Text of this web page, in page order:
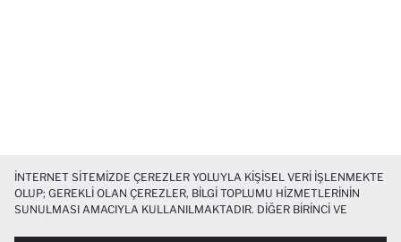
İNTERNET SITEMIZDE ÇEREZLER YOLUYLA KIŞISEL VERI IŞLENMEKTE
OLUP; GEREKLI OLAN ÇEREZLER, BILGI TOPLUMU HIZMETLERININ
SUNULMASI AMACIYLA KULLANILMAKTADIR. DIĞER BIRINCI VE